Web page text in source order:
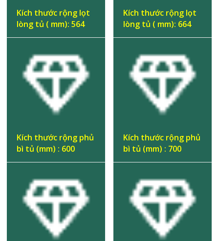
Kích thước rộng lọt
lòng tủ ( mm): 564
Kích thước rộng phủ
bì tủ (mm) : 600
Kích thước rộng lọt
lòng tủ ( mm): 664
Kích thước rộng phủ
bì tủ (mm) : 700